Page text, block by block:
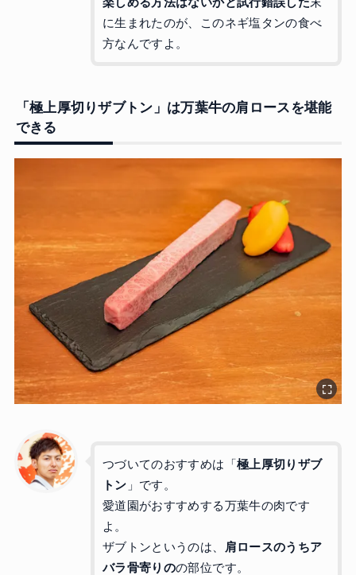
に生まれたのが、このネギ塩タンの食べ
方なんですよ。
「極上厚切りザブトン」は万葉牛の肩ロースを堪能
できる
つづいてのおすすめは「 極上厚切りザブ
トン 」です。
愛道園がおすすめする万葉牛の肉です
よ。
ザブトンというのは、
肩ロースのうちア
バラ骨寄りのの部位です。